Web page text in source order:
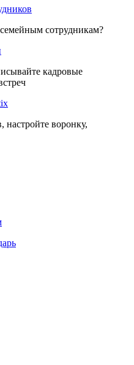
сотрудникам?
кадровые
настройте воронку,